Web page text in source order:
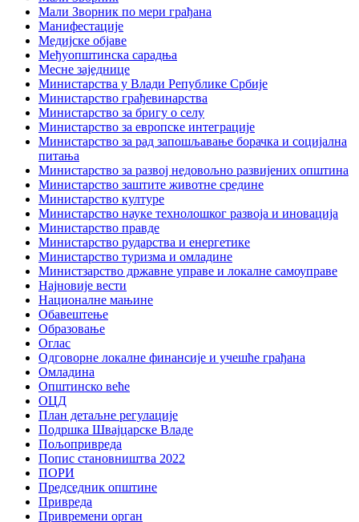
Мали Зворник по мери грађана
Манифестације
Медијске објаве
Међуопштинска сарадња
Месне заједнице
Министарства у Влади Републике Србије
Министарство грађевинарства
Министарство за бригу о селу
Министарство за европске интеграције
Министарство за рад запошљавање борачка и социјална
питања
Министарство за развој недовољно развијених општина
Министарство заштите животне средине
Министарство културе
Министарство науке технолошког развоја и иновација
Министарство правде
Министарство рударства и енергетике
Министарство туризма и омладине
Министзарство државне управе и локалне самоуправе
Најновије вести
Националне мањине
Обавештење
Образовање
Оглас
Одговорне локалне финансије и учешће грађана
Омладина
Општинско веће
ОЦД
План детаљне регулације
Подршка Швајцарске Владе
Пољопривреда
Попис становништва 2022
ПОРИ
Председник општине
Привреда
Привремени орган